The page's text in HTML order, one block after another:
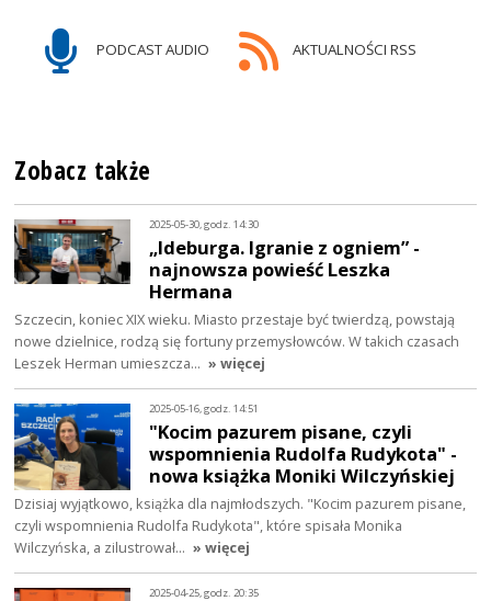
PODCAST AUDIO AKTUALNOŚCI RSS
Zobacz także
2025-05-30, godz. 14:30
„Ideburga. Igranie z ogniem” -
najnowsza powieść Leszka
Hermana
Szczecin, koniec XIX wieku. Miasto przestaje być twierdzą, powstają
nowe dzielnice, rodzą się fortuny przemysłowców. W takich czasach
Leszek Herman umieszcza… » więcej
2025-05-16, godz. 14:51
"Kocim pazurem pisane, czyli
wspomnienia Rudolfa Rudykota" -
nowa książka Moniki Wilczyńskiej
Dzisiaj wyjątkowo, książka dla najmłodszych. "Kocim pazurem pisane,
czyli wspomnienia Rudolfa Rudykota", które spisała Monika
Wilczyńska, a zilustrował… » więcej
2025-04-25, godz. 20:35